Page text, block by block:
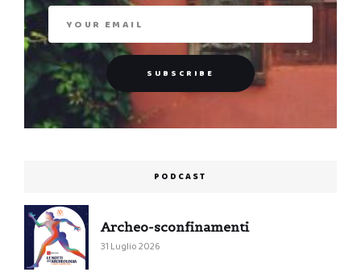
PODCAST
Archeo-sconfinamenti
31 Luglio 2026